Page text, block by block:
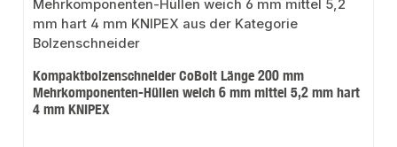
Kompaktbolzenschneider CoBolt Länge 200 mm
Mehrkomponenten-Hüllen weich 6 mm mittel 5,2 mm hart
4 mm KNIPEX